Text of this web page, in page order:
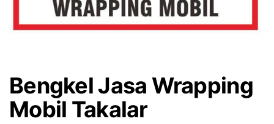
Bengkel Jasa Wrapping
Mobil Takalar